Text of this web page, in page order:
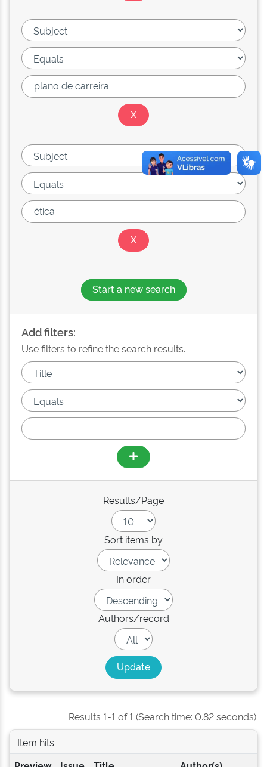
Start a new search
Add filters:
Use filters to refine the search results.
Results/Page
Sort items by
In order
Authors/record
Results 1-1 of 1 (Search time: 0.82 seconds).
Item hits: